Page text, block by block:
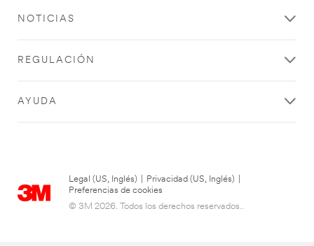
NOTICIAS
REGULACIÓN
AYUDA
Legal (US, Inglés) Privacidad (US, Inglés)
Preferencias de cookies
© 3M 2026. Todos los derechos reservados..